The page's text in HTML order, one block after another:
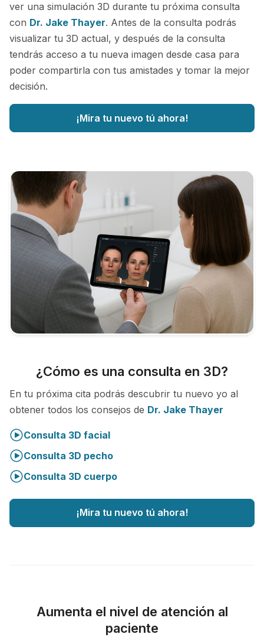
ver una simulación 3D durante tu próxima consulta
con Dr. Jake Thayer. Antes de la consulta podrás
visualizar tu 3D actual, y después de la consulta
tendrás acceso a tu nueva imagen desde casa para
poder compartirla con tus amistades y tomar la mejor
decisión.
¡Mira tu nuevo tú ahora!
¿Cómo es una consulta en 3D?
En tu próxima cita podrás descubrir tu nuevo yo al
obtener todos los consejos de Dr. Jake Thayer
Consulta 3D facial
Consulta 3D pecho
Consulta 3D cuerpo
¡Mira tu nuevo tú ahora!
Aumenta el nivel de atención al
paciente